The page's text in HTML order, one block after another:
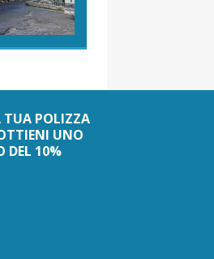
TUA POLIZZA
UNO
DEL 10%